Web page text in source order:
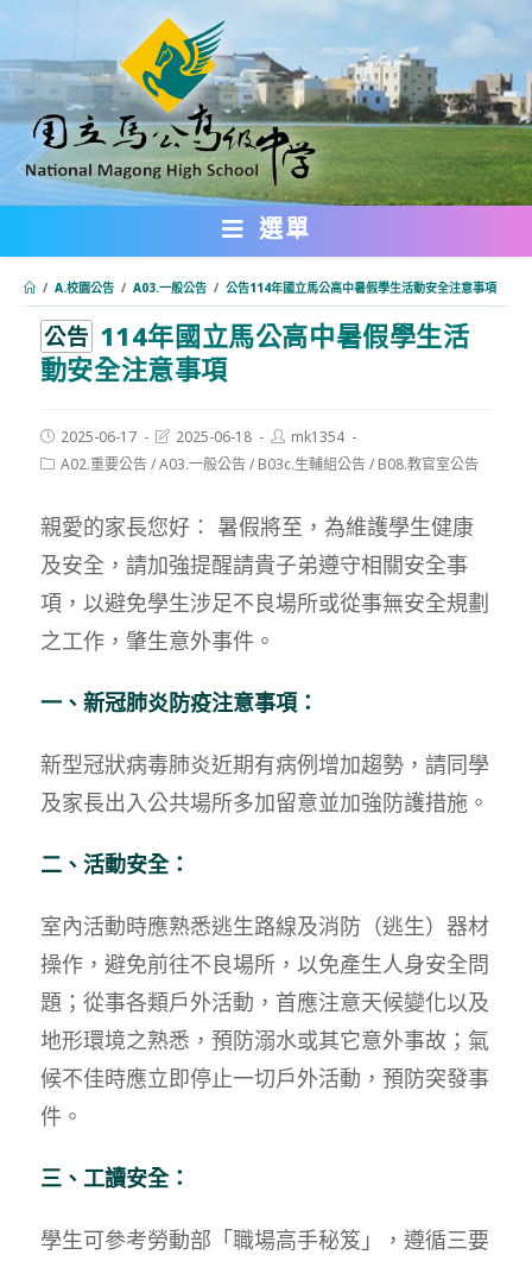
轉
主
要
內
選單
/ A.校園公告 / A03.一般公告 / 公告114年國立馬公高中暑假學生活動安全注意事項
公告 114年國立馬公高中暑假學生活
動安全注意事項
Post
published:
2025-06-17
Post
modified:
2025-06-18
Post
author:
mk1354
PostA02.重要公告/A03.一般公告/ B03c.生輔組公告/ B08.教官室公告
親愛的家長您好： 暑假將至，為維護學生健康
及安全，請加強提醒請貴子弟遵守相關安全事
項，以避免學生涉足不良場所或從事無安全規劃
之工作，肇生意外事件。
一、新冠肺炎防疫注意事項：
新型冠狀病毒肺炎近期有病例增加趨勢，請同學
及家長出入公共場所多加留意並加強防護措施。
二、活動安全：
室內活動時應熟悉逃生路線及消防（逃生）器材
操作，避免前往不良場所，以免產生人身安全問
題；從事各類戶外活動，首應注意天候變化以及
地形環境之熟悉，預防溺水或其它意外事故；氣
候不佳時應立即停止一切戶外活動，預防突發事
件。
三、工讀安全：
學生可參考勞動部「職場高手秘笈」，遵循三要